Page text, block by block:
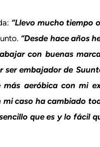
“Llevo mucho tiempo
“Desde hace años
con buenas
ser embajador de
aeróbica con mi
caso ha cambiado
que es y lo fácil